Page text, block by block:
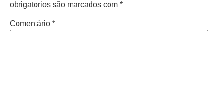
obrigatórios são marcados com *
Comentário *